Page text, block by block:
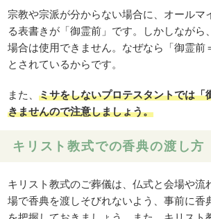
宗教や宗派が分からない場合に、オールマ
る表書きが「御霊前」です。しかしながら
場合は使用できません。なぜなら「御霊前
とされているからです。
また、ミサをしないプロテスタントでは「
きませんので注意しましょう。
キリスト教式での香典の渡し方
キリスト教式のご葬儀は、仏式と会場や流
場で香典を渡しそびれないよう、事前に香